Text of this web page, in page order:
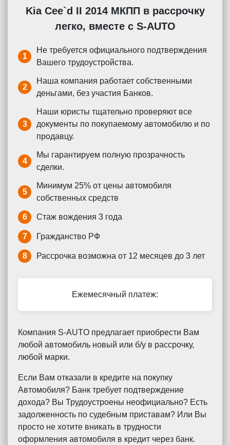
Kia Cee`d II 2014 МКПП в рассрочку
легко, вместе с S-AUTO
1
Не требуется официального подтверждения
Вашего трудоустройства.
2
Наша компания работает собственными
деньгами, без участия Банков.
3
Наши юристы тщательно проверяют все
документы по покупаемому автомобилю и по
продавцу.
4
Мы гарантируем полную прозрачность
сделки.
5
Минимум 25% от цены автомобиля
собственных средств
6 Стаж вождения 3 года
7 Гражданство РФ
8 Рассрочка возможна от 12 месяцев до 3 лет
Ежемесячный платеж:
Компания S-AUTO предлагает приобрести Вам
любой автомобиль новый или б/у в рассрочку,
любой марки.
Если Вам отказали в кредите на покупку
Автомобиля? Банк требует подтверждение
дохода? Вы Трудоустроены неофициально? Есть
задолженность по судебным приставам? Или Вы
просто не хотите вникать в трудности
оформления автомобиля в кредит через банк.